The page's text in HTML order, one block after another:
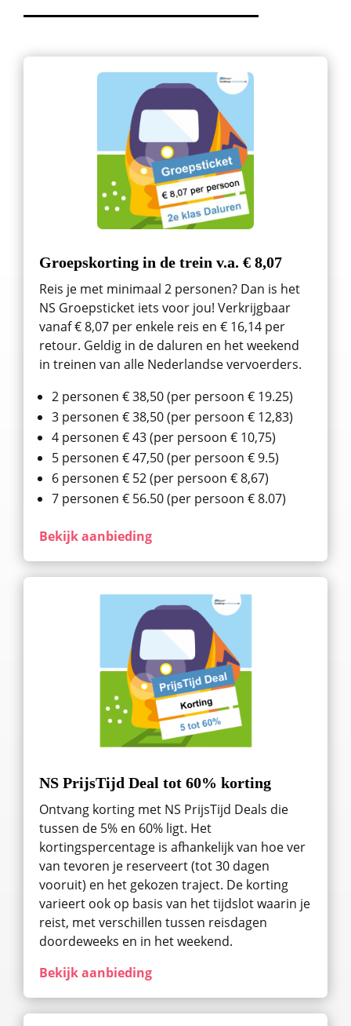
Groepskorting in de trein v.a. € 8,07
Reis je met minimaal 2 personen? Dan is het
NS Groepsticket iets voor jou! Verkrijgbaar
vanaf € 8,07 per enkele reis en € 16,14 per
retour. Geldig in de daluren en het weekend
in treinen van alle Nederlandse vervoerders.
2 personen € 38,50 (per persoon € 19.25)
3 personen € 38,50 (per persoon € 12,83)
4 personen € 43 (per persoon € 10,75)
5 personen € 47,50 (per persoon € 9.5)
6 personen € 52 (per persoon € 8,67)
7 personen € 56.50 (per persoon € 8.07)
Bekijk aanbieding
NS PrijsTijd Deal tot 60% korting
Ontvang korting met NS PrijsTijd Deals die
tussen de 5% en 60% ligt. Het
kortingspercentage is afhankelijk van hoe ver
van tevoren je reserveert (tot 30 dagen
vooruit) en het gekozen traject. De korting
varieert ook op basis van het tijdslot waarin je
reist, met verschillen tussen reisdagen
doordeweeks en in het weekend.
Bekijk aanbieding